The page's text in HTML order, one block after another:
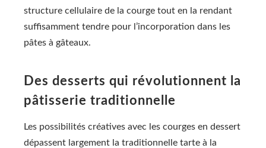
structure cellulaire de la courge tout en la rendant
suffisamment tendre pour l’incorporation dans les
pâtes à gâteaux.
Des desserts qui révolutionnent la
pâtisserie traditionnelle
Les possibilités créatives avec les courges en dessert
dépassent largement la traditionnelle tarte à la